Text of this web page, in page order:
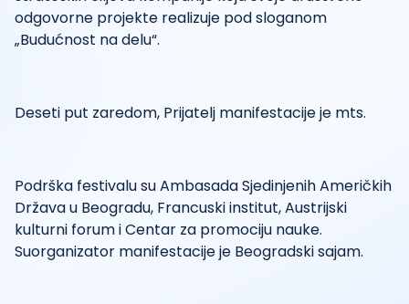
odgovorne projekte realizuje pod sloganom
„Budućnost na delu“.
Deseti put zaredom, Prijatelj manifestacije je mts.
Podrška festivalu su Ambasada Sjedinjenih Američkih
Država u Beogradu, Francuski institut, Austrijski
kulturni forum i Centar za promociju nauke.
Suorganizator manifestacije je Beogradski sajam.